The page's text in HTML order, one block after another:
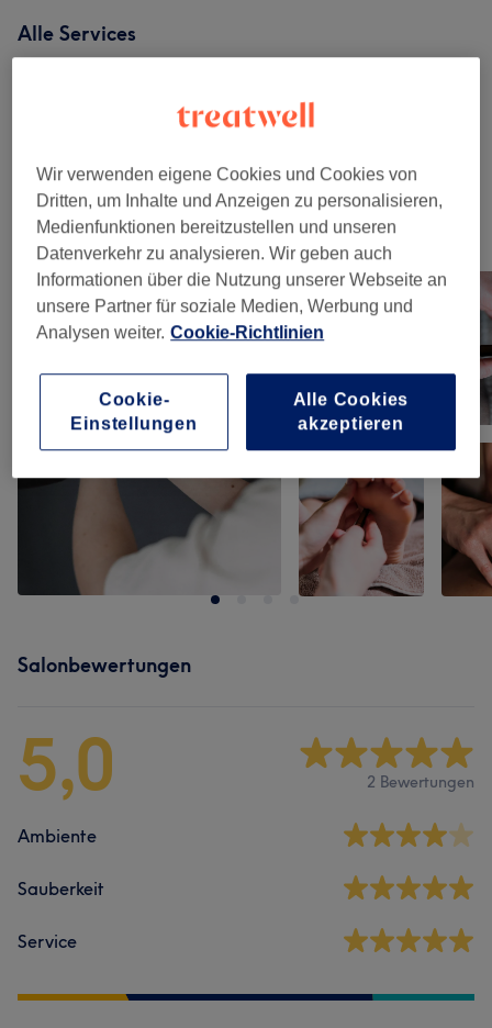
Alle Services
Unsere Arbeit
Bild anklicken für weitere Details
Salonbewertungen
5,0 2 Bewertungen
Ambiente
Sauberkeit
Service
Wir verwenden eigene Cookies und Cookies von
Dritten, um Inhalte und Anzeigen zu personalisieren,
Medienfunktionen bereitzustellen und unseren
Datenverkehr zu analysieren. Wir geben auch
Informationen über die Nutzung unserer Webseite an
unsere Partner für soziale Medien, Werbung und
Analysen weiter. Cookie-Richtlinien
Cookie-
Einstellungen
Alle Cookies
akzeptieren